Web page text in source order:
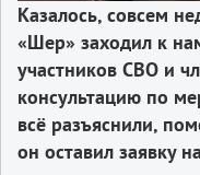
Казалось, совсем
«Шер» заходил к
участников СВО и
консультацию по
всё разъяснили,
он оставил заявку